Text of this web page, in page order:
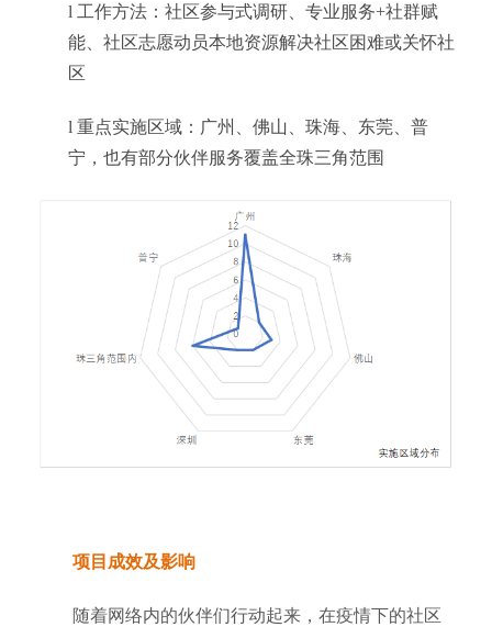
l 工作方法：社区参与式调研、专业服务+社群赋
能、社区志愿动员本地资源解决社区困难或关怀社
区
l 重点实施区域：广州、佛山、珠海、东莞、普
宁，也有部分伙伴服务覆盖全珠三角范围
项目成效及影响
随着网络内的伙伴们行动起来，在疫情下的社区